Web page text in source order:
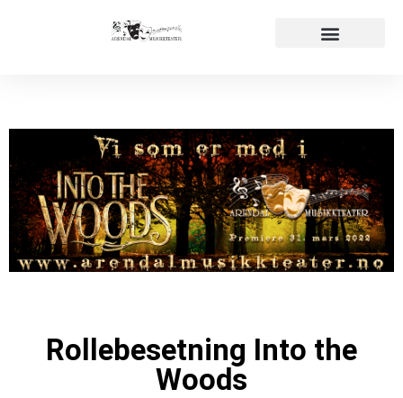
Rollebesetning Into the
Woods